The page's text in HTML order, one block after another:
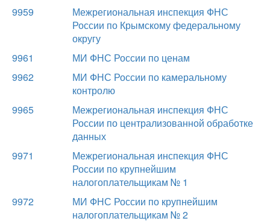
9959
Межрегиональная инспекция ФНС
России по Крымскому федеральному
округу
9961
МИ ФНС России по ценам
9962
МИ ФНС России по камеральному
контролю
9965
Межрегиональная инспекция ФНС
России по централизованной обработке
данных
9971
Межрегиональная инспекция ФНС
России по крупнейшим
налогоплательщикам № 1
9972
МИ ФНС России по крупнейшим
налогоплательщикам № 2